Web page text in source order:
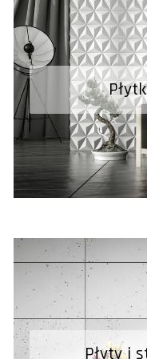
Płyty i
Płyty i